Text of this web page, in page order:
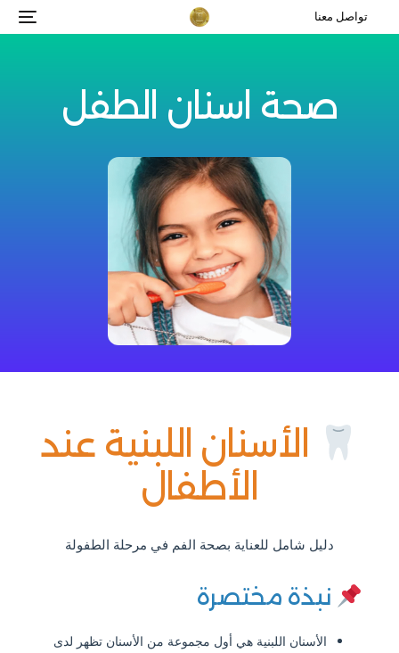
تواصل معنا
صحة اسنان الطفل
الأسنان اللبنية عند
الأطفال
دليل شامل للعناية بصحة الفم في مرحلة الطفولة
نبذة مختصرة
الأسنان اللبنية هي أول مجموعة من الأسنان تظهر لدى